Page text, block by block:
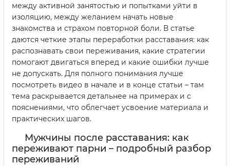
между активной занятостью и попытками уйти в
изоляцию, между желанием начать новые
знакомства и страхом повторной боли. В статье
даются четкие этапы переработки расставания: как
распознавать свои переживания, какие стратегии
помогают двигаться вперед и какие ошибки лучше
не допускать. Для полного понимания лучше
посмотреть видео в начале и в конце статьи – там
тема раскрывается детальнее на примерах и с
пояснениями, что облегчает усвоение материала и
практических шагов.
Мужчины после расставания: как
переживают парни – подробный разбор
переживаний